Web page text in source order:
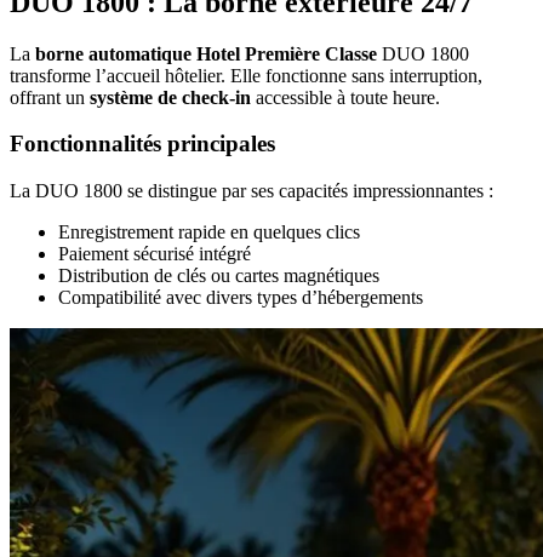
La borne automatique Hotel Première Classe DUO 1800
transforme l’accueil hôtelier. Elle fonctionne sans interruption,
offrant un système de check-in accessible à toute heure.
Fonctionnalités principales
La DUO 1800 se distingue par ses capacités impressionnantes :
Enregistrement rapide en quelques clics
Paiement sécurisé intégré
Distribution de clés ou cartes magnétiques
Compatibilité avec divers types d’hébergements